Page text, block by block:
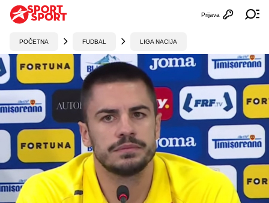
Otvori
Prijava
POČETNA FUDBAL LIGA NACIJA